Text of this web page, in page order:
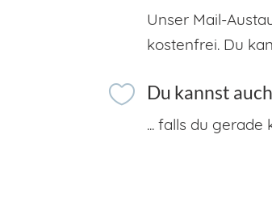
Unser Mail-
kostenfrei. Du
 Du kannst
... falls du